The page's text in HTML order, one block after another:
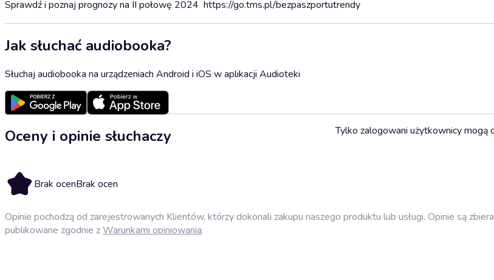
Sprawdź i poznaj prognozy na II połowę 2024 ⁠⁠⁠⁠⁠⁠⁠⁠⁠⁠⁠ https://go.tms.pl/bezpaszportutrendy
Jak słuchać audiobooka?
Słuchaj audiobooka na urządzeniach Android i iOS w aplikacji Audioteki
Oceny i opinie słuchaczy
Brak ocenBrak ocen
Tylko zalogowani użytkownicy mogą
Opinie pochodzą od zarejestrowanych Klientów, którzy dokonali zakupu naszego produktu lub usługi. Opinie są
publikowane zgodnie zWarunkami opiniowania.